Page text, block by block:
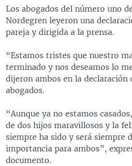
PERÚ
ECUADOR
VENEZUELA
BRASIL
GUATEMALA
HONDURAS
NICARAGUA
LIBERTAD DE PRENSA
MUNDO
ECONOMÍA
ENTRETENIMIENTO Y CULTURA
TECNOLOGÍA
DEPORTES
LIBERTAD DE PRENSA
UCRANIA
MULTIMEDIA
VIDEOS
FOTOGRAFÍA
AUDIOS
PROGRAMAS TV
EL MUNDO AL DÍA
FORO INTERAMERICANO
LAS CLAVES
PANORAMA
RADIO
AVANCE INFORMATIVO
BUENOS DÍAS AMÉRICA
ESTADOS UNIDOS AL DÍA
EL MUNDO AL DÍA [RADIO]
DIRECT
DOCUMENTALES DE LA VOA
Learning English
SÍGANOS
Los abogados del número uno
Nordegren leyeron una
pareja y dirigida a la prensa.
“Estamos tristes que nuestro
terminado y nos deseamos lo
dijeron ambos en la declaración
abogados.
“Aunque ya no estamos
de dos hijos maravillosos y la
siempre ha sido y será siempre
importancia para ambos”,
documento.